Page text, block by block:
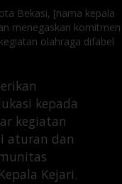
Bekasi, [nama kepala
menegaskan komitmen
olahraga difabel
kepada
kegiatan
aturan dan
Kejari.